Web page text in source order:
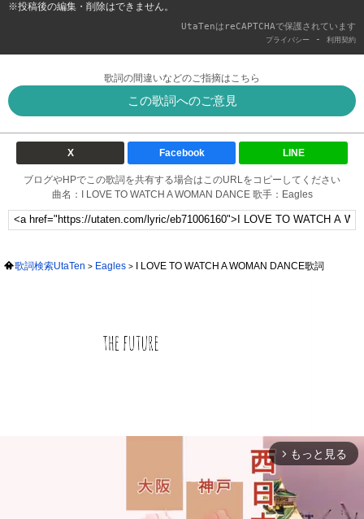
※投稿後の編集・削除はできません。
UtaTenはreCAPTCHAで保護されています
プライバシー - 利用契約
歌詞の間違いなどのご指摘はこちら
この歌詞へのご意見
X Facebook LINE
ブログやHPでこの歌詞を共有する場合はこのURLをコピーしてください
曲名：I LOVE TO WATCH A WOMAN DANCE 歌手：Eagles
歌詞検索UtaTen Eagles I LOVE TO WATCH A WOMAN DANCE歌詞
arrow_forward_ios もっと見る